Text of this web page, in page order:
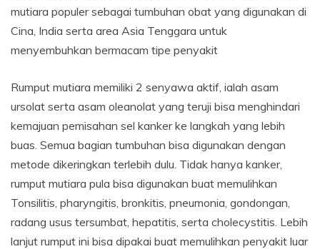
mutiara populer sebagai tumbuhan obat yang digunakan di
Cina, India serta area Asia Tenggara untuk
menyembuhkan bermacam tipe penyakit
Rumput mutiara memiliki 2 senyawa aktif, ialah asam
ursolat serta asam oleanolat yang teruji bisa menghindari
kemajuan pemisahan sel kanker ke langkah yang lebih
buas. Semua bagian tumbuhan bisa digunakan dengan
metode dikeringkan terlebih dulu. Tidak hanya kanker,
rumput mutiara pula bisa digunakan buat memulihkan
Tonsilitis, pharyngitis, bronkitis, pneumonia, gondongan,
radang usus tersumbat, hepatitis, serta cholecystitis. Lebih
lanjut rumput ini bisa dipakai buat memulihkan penyakit luar